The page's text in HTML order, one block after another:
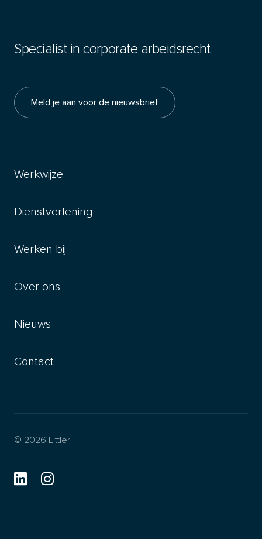
Specialist in corporate arbeidsrecht
Meld je aan voor de nieuwsbrief
Werkwijze
Dienstverlening
Werken bij
Over ons
Nieuws
Contact
© 2026 Littler